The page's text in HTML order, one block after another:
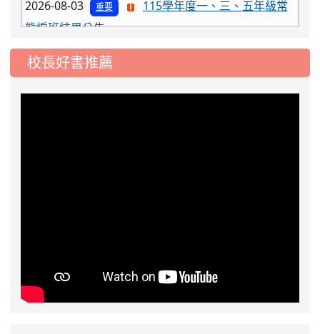
態編班結果公告
2026-07-31
學校對面建案申請8月份「施
工車輛臨停」一案，請各位用路人留意
2026-07-17
公告
公告-115年桃園市運動會國小
游泳比賽楊梅區代表選手 集訓及比賽通知
校長好書推薦